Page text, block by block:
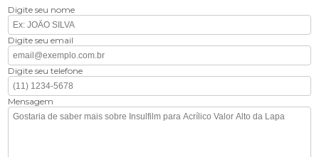
Digite seu nome
Digite seu email
Digite seu telefone
Mensagem